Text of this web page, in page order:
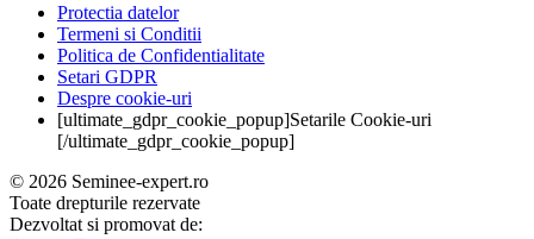
Protectia datelor
Termeni si Conditii
Politica de Confidentialitate
Setari GDPR
Despre cookie-uri
[ultimate_gdpr_cookie_popup]Setarile Cookie-uri
[/ultimate_gdpr_cookie_popup]
© 2026 Seminee-expert.ro
Toate drepturile rezervate
Dezvoltat si promovat de: